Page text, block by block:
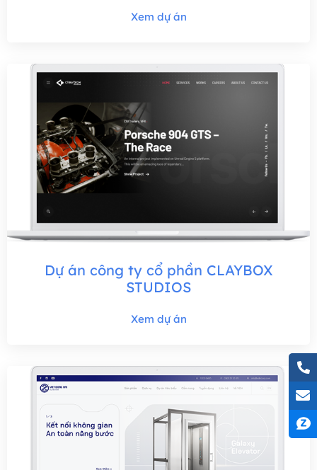
Xem dự án
Dự án công ty cổ phần CLAYBOX
STUDIOS
Xem dự án